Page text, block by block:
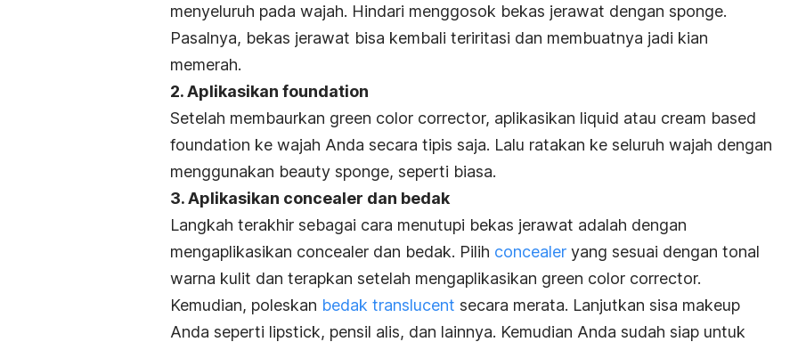
menyeluruh pada wajah. Hindari menggosok bekas jerawat dengan sponge.
Pasalnya, bekas jerawat bisa kembali teriritasi dan membuatnya jadi kian
memerah.
2. Aplikasikan foundation
Setelah membaurkan green color corrector, aplikasikan liquid atau cream based
foundation ke wajah Anda secara tipis saja. Lalu ratakan ke seluruh wajah dengan
menggunakan beauty sponge, seperti biasa.
3. Aplikasikan concealer dan bedak
Langkah terakhir sebagai cara menutupi bekas jerawat adalah dengan
mengaplikasikan concealer dan bedak. Pilih concealer yang sesuai dengan tonal
warna kulit dan terapkan setelah mengaplikasikan green color corrector.
Kemudian, poleskan bedak translucent secara merata. Lanjutkan sisa makeup
Anda seperti lipstick, pensil alis, dan lainnya. Kemudian Anda sudah siap untuk